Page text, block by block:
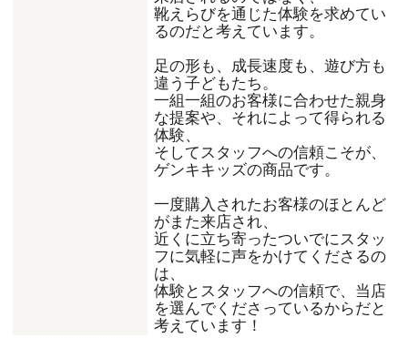
靴えらびを通じた体験を求めてい
るのだと考えています。
足の形も、成長速度も、遊び方も
違う子どもたち。
一組一組のお客様に合わせた親身
な提案や、それによって得られる
体験、
そしてスタッフへの信頼こそが、
ゲンキキッズの商品です。
一度購入されたお客様のほとんど
がまた来店され、
近くに立ち寄ったついでにスタッ
フに気軽に声をかけてくださるの
は、
体験とスタッフへの信頼で、当店
を選んでくださっているからだと
考えています！